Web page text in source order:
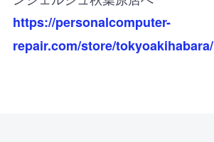
https://personalcomputer-
repair.com/store/tokyoakihabara/